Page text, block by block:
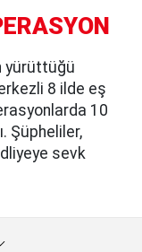
yürüttüğü
8 ilde eş
10
Şüpheliler,
sevk